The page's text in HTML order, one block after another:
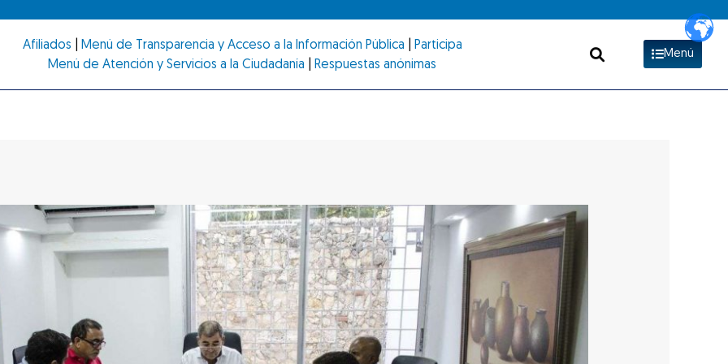
Afiliados Menú de Transparencia y Acceso a la Información Pública
Participa
Menú de Atención y Servicios a la Ciudadanía
Respuestas anónimas
Menú